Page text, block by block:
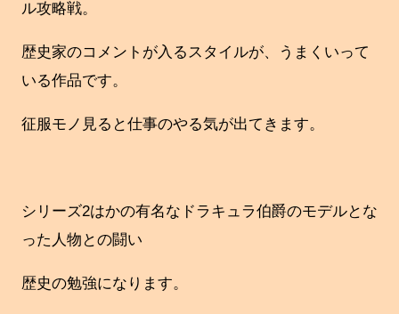
ル攻略戦。
歴史家のコメントが入るスタイルが、うまくいって
いる作品です。
征服モノ見ると仕事のやる気が出てきます。
シリーズ2はかの有名なドラキュラ伯爵のモデルとな
った人物との闘い
歴史の勉強になります。